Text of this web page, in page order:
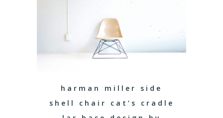
harman miller side
shell chair cat’s cradle